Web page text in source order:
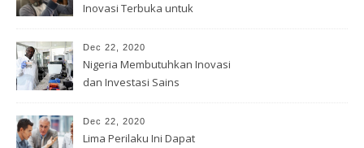
Inovasi Terbuka untuk
Dec 22, 2020
Nigeria Membutuhkan Inovasi
dan Investasi Sains
Dec 22, 2020
Lima Perilaku Ini Dapat